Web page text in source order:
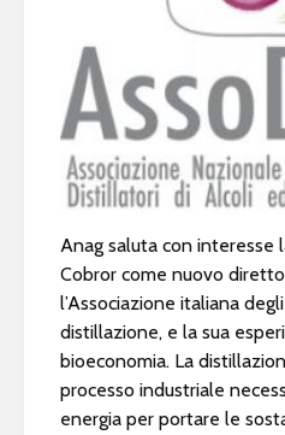
Anag saluta con interesse
Cobror come nuovo
l’Associazione italiana
distillazione, e la sua
bioeconomia. La
processo industriale
energia per portare le